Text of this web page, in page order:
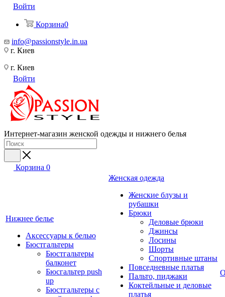
Войти
Корзина0
info@passionstyle.in.ua
г. Киев
г. Киев
Войти
Интернет-магазин женской одежды и нижнего белья
Корзина 0
Нижнее белье
Аксессуары к белью
Бюстгальтеры
Бюстгальтеры
балконет
Бюсгальтер push
up
Бюстгальтеры с
Женская одежда
Женские блузы и
рубашки
Брюки
Деловые брюки
Джинсы
Лосины
Шорты
Спортивные штаны
Повседневные платья
Пальто, пиджаки
Коктейльные и деловые
платья